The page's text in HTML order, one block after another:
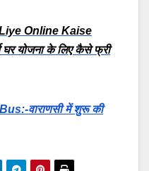
Online Kaise
योजना के लिए कैसे फ्री
वाराणसी में शुरू की